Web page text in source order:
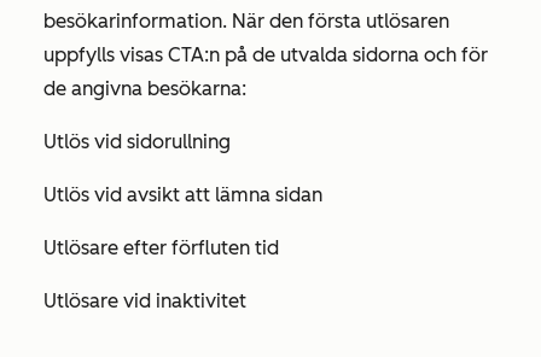
besökarinformation. När den första utlösaren
uppfylls visas CTA:n på de utvalda sidorna och för
de angivna besökarna:
Utlös vid sidorullning
Utlös vid avsikt att lämna sidan
Utlösare efter förfluten tid
Utlösare vid inaktivitet